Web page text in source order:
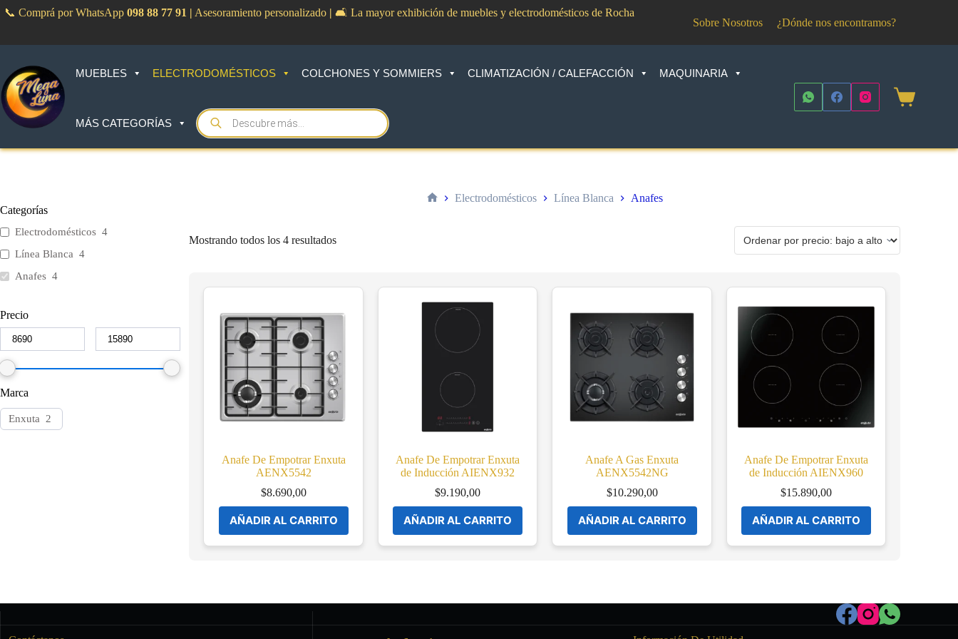
📞 Comprá por WhatsApp 098 88 77 91 | Asesoramiento personalizado | 🛋️ La mayor exhibición de muebles y electrodomésticos de Rocha
Sobre Nosotros ¿Dónde nos encontramos?
MUEBLES ELECTRODOMÉSTICOS COLCHONES Y SOMMIERS CLIMATIZACIÓN / CALEFACCIÓN MAQUINARIA
MÁS CATEGORÍAS
Products
search
Shopping
Electrodomésticos Línea Blanca Anafes
Mostrando todos los 4 resultadosSorted
to
Anafe De Empotrar Enxuta
AENX5542
$8.690,00
AÑADIR AL CARRITO
Anafe De Empotrar Enxuta
de Inducción AIENX932
$9.190,00
AÑADIR AL CARRITO
Anafe A Gas Enxuta
AENX5542NG
$10.290,00
AÑADIR AL CARRITO
Anafe De Empotrar Enxuta
de Inducción AIENX960
$15.890,00
AÑADIR AL CARRITO
Categorías
Electrodomésticos 4
Línea Blanca 4
Anafes 4
Precio
Marca
Enxuta 2